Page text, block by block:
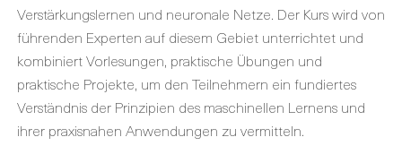
Verstärkungslernen und neuronale Netze. Der Kurs wird von
führenden Experten auf diesem Gebiet unterrichtet und
kombiniert Vorlesungen, praktische Übungen und
praktische Projekte, um den Teilnehmern ein fundiertes
Verständnis der Prinzipien des maschinellen Lernens und
ihrer praxisnahen Anwendungen zu vermitteln.